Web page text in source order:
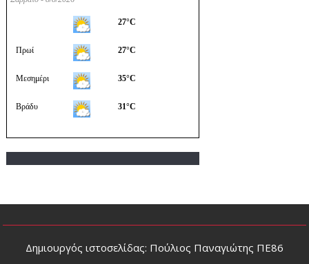
Δημιουργός ιστοσελίδας: Πούλιος Παναγιώτης ΠΕ86